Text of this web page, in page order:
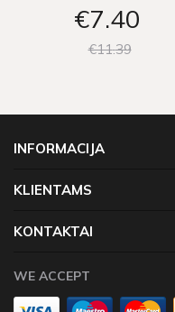
€7 40
€1139
INFORMACIJA
KLIENTAMS
KONTAKTAI
WE ACCEPT